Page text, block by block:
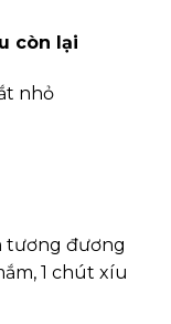
còn lại
nhỏ
tương đương
1 chút xíu